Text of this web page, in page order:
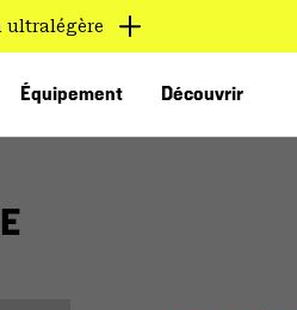
ultralégère
Équipement Découvrir